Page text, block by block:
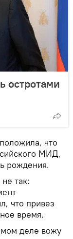
остротами
что
МИД,
рождения.
так:
что привез
время.
деле вожу